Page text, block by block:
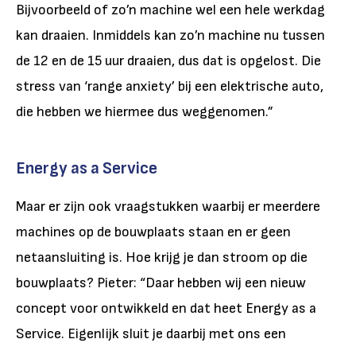
Bijvoorbeeld of zo’n machine wel een hele werkdag
kan draaien. Inmiddels kan zo’n machine nu tussen
de 12 en de 15 uur draaien, dus dat is opgelost. Die
stress van ‘range anxiety’ bij een elektrische auto,
die hebben we hiermee dus weggenomen.”
Energy as a Service
Maar er zijn ook vraagstukken waarbij er meerdere
machines op de bouwplaats staan en er geen
netaansluiting is. Hoe krijg je dan stroom op die
bouwplaats? Pieter: “Daar hebben wij een nieuw
concept voor ontwikkeld en dat heet Energy as a
Service. Eigenlijk sluit je daarbij met ons een